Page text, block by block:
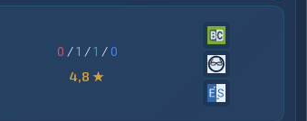
0 /1 /1 /0
4,8 ★